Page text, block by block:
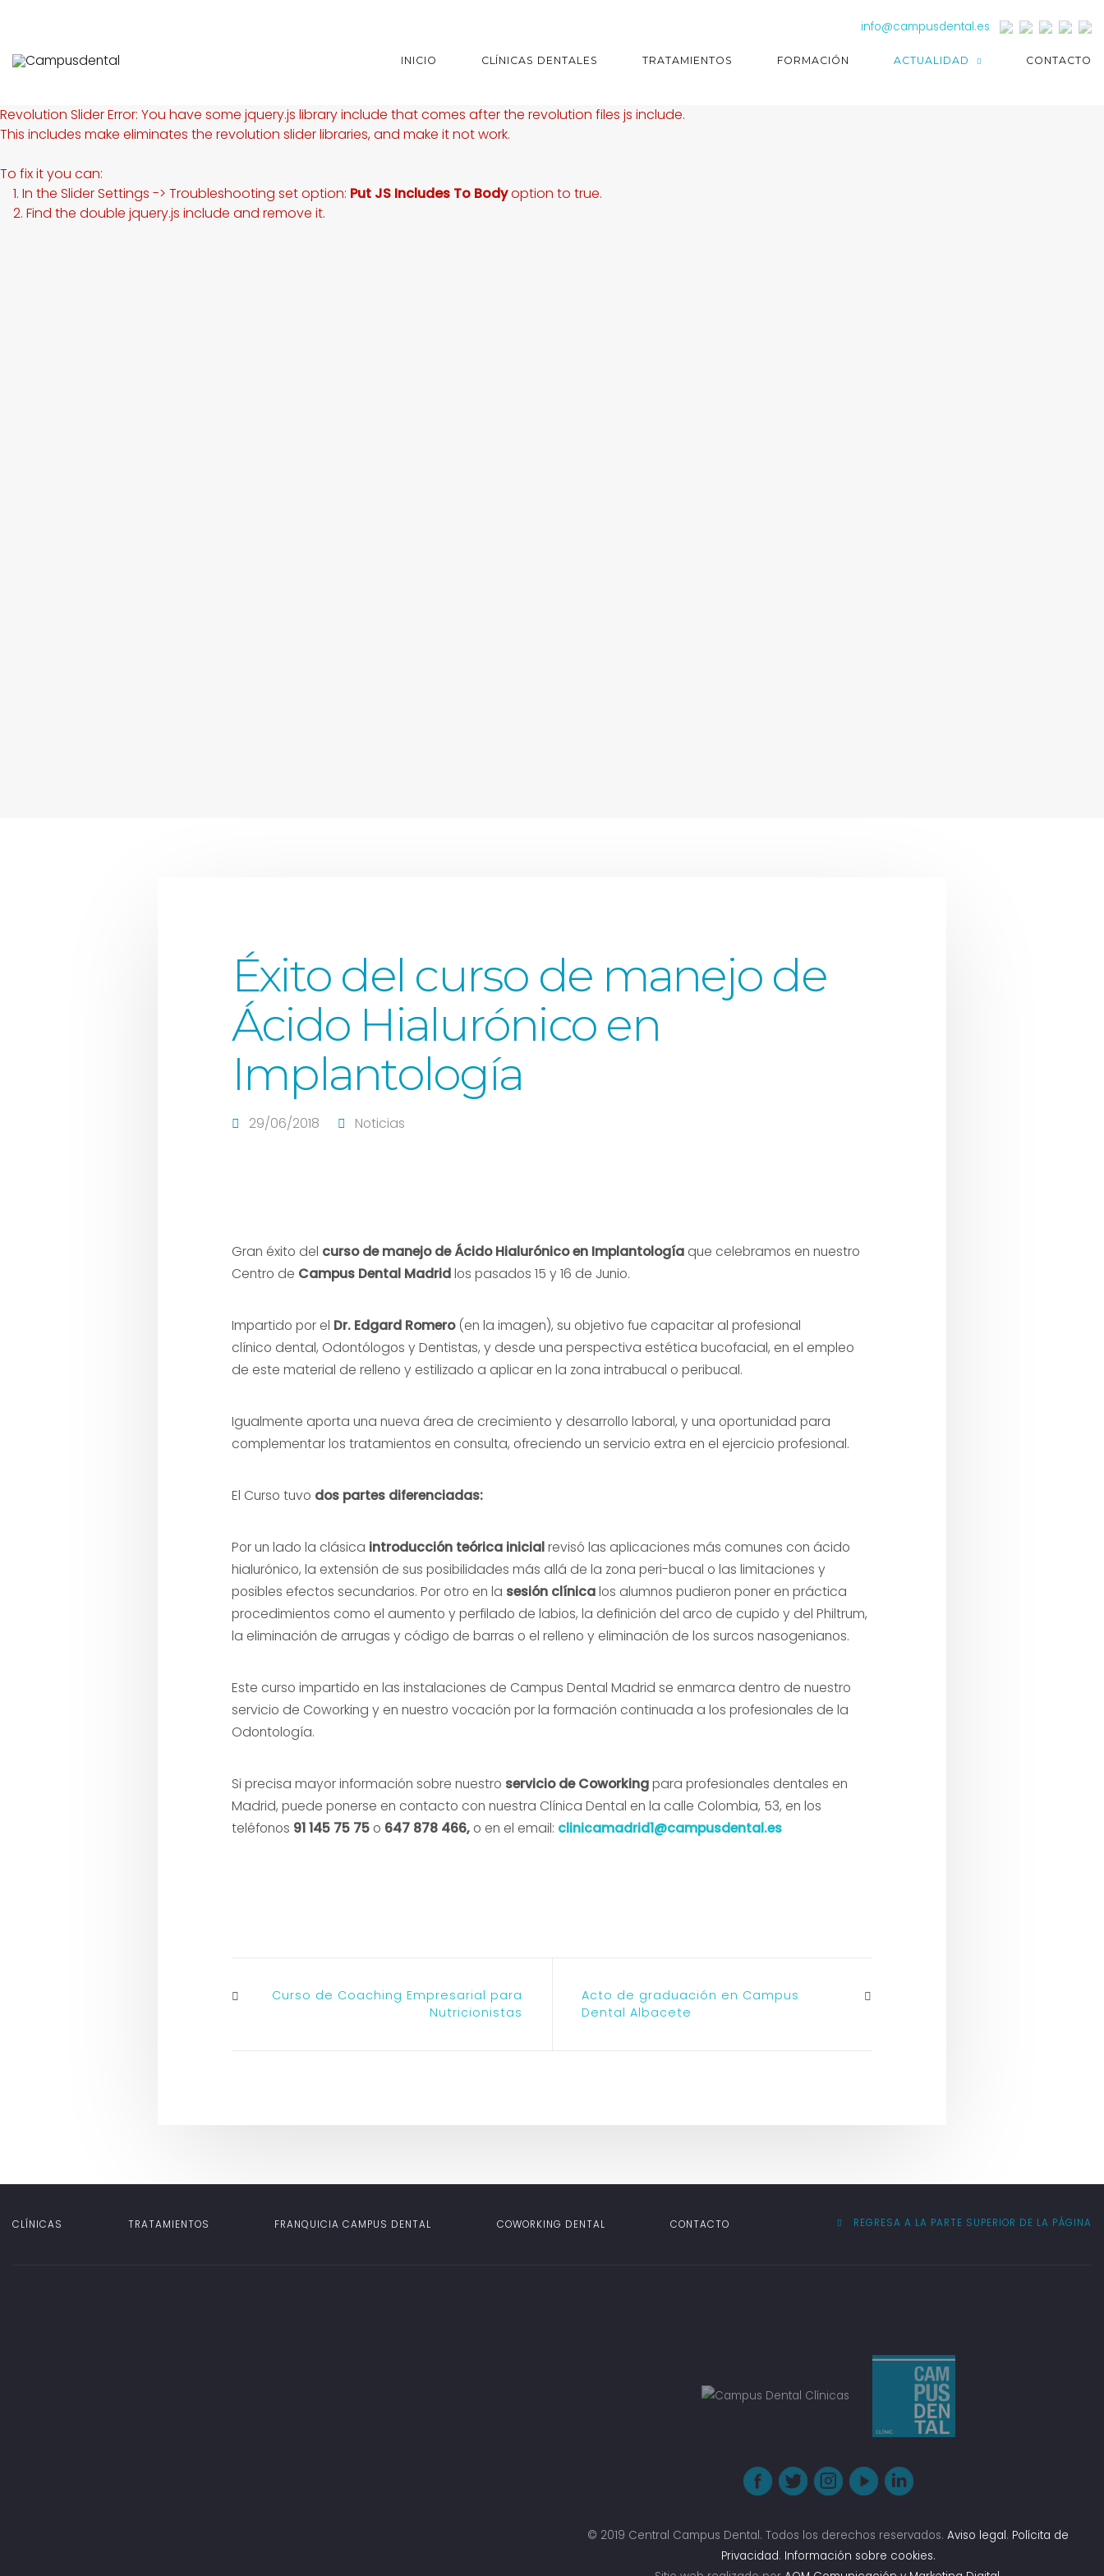
info@campusdental.es
INICIO CLÍNICAS DENTALES TRATAMIENTOS FORMACIÓN ACTUALIDAD CONTACTO
Revolution Slider Error: You have some jquery.js library include that comes after the revolution files js include.
This includes make eliminates the revolution slider libraries, and make it not work.
To fix it you can:
1. In the Slider Settings -> Troubleshooting set option: Put JS Includes To Bodyoption to true.
2. Find the double jquery.js include and remove it.
Éxito del curso de manejo de
Ácido Hialurónico en
Implantología
29/06/2018 Noticias
Gran éxito del curso de manejo de Ácido Hialurónico en Implantología que celebramos en nuestro
Centro de Campus Dental Madridlos pasados 15 y 16 de Junio.
Impartido por el Dr. Edgard Romero (en la imagen), su objetivo fue capacitar al profesional
clínico dental, Odontólogos y Dentistas, y desde una perspectiva estética bucofacial, en el empleo
de este material de relleno y estilizado a aplicar en la zona intrabucal o peribucal.
Igualmente aporta una nueva área de crecimiento y desarrollo laboral, y una oportunidad para
complementar los tratamientos en consulta, ofreciendo un servicio extra en el ejercicio profesional.
El Curso tuvo dos partes diferenciadas:
Por un lado la clásica introducción teórica inicialrevisó las aplicaciones más comunes con ácido
hialurónico, la extensión de sus posibilidades más allá de la zona peri-bucal o las limitaciones y
posibles efectos secundarios. Por otro en la sesión clínicalos alumnos pudieron poner en práctica
procedimientos como el aumento y perfilado de labios, la definición del arco de cupido y del Philtrum,
la eliminación de arrugas y código de barras o el relleno y eliminación de los surcos nasogenianos.
Este curso impartido en las instalaciones de Campus Dental Madrid se enmarca dentro de nuestro
servicio de Coworking y en nuestro vocación por la formación continuada a los profesionales de la
Odontología.
Si precisa mayor información sobre nuestro servicio de Coworkingpara profesionales dentales en
Madrid, puede ponerse en contacto con nuestra Clínica Dental en la calle Colombia, 53, en los
teléfonos 91 145 75 75 o 647 878 466, o en el email: clinicamadrid1@campusdental.es
Curso de Coaching Empresarial para
Nutricionistas
Acto de graduación en Campus
Dental Albacete
CLÍNICAS TRATAMIENTOS FRANQUICIA CAMPUS DENTAL COWORKING DENTAL CONTACTO REGRESA A LA PARTE SUPERIOR DE LA PÁGINA
© 2019 Central Campus Dental. Todos los derechos reservados. Aviso legal. Polícita de
Privacidad. Información sobre cookies.